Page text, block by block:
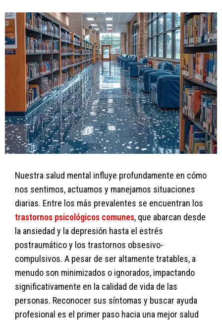
Nuestra salud mental influye profundamente en cómo
nos sentimos, actuamos y manejamos situaciones
diarias. Entre los más prevalentes se encuentran los
trastornos psicológicos comunes, que abarcan desde
la ansiedad y la depresión hasta el estrés
postraumático y los trastornos obsesivo-
compulsivos. A pesar de ser altamente tratables, a
menudo son minimizados o ignorados, impactando
significativamente en la calidad de vida de las
personas. Reconocer sus síntomas y buscar ayuda
profesional es el primer paso hacia una mejor salud